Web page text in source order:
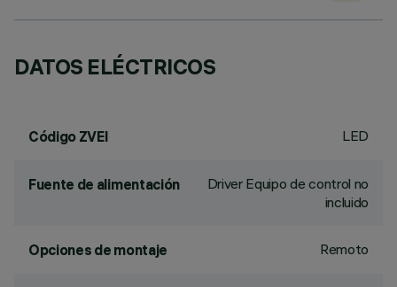
DATOS ELÉCTRICOS
Código ZVEI LED
Fuente de alimentación
Driver Equipo de control no
incluido
Opciones de montaje Remoto